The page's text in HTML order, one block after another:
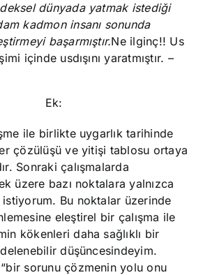
dünyada yatmak istediği
kadmon insanı sonunda
başarmıştır.Ne ilginç!! Us
içinde usdışını yaratmıştır. –
Ek:
ile birlikte uygarlık tarihinde
çözülüşü ve yitişi tablosu ortaya
Sonraki çalışmalarda
üzere bazı noktalara yalnızca
Bu noktalar üzerinde
eleştirel bir çalışma ile
kökenleri daha sağlıklı bir
düşüncesindeyim.
sorunu çözmenin yolu onu